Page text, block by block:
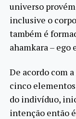
universo
inclusive o
também é
ahamkara – ego
De acordo com
cinco
do indivíduo,
intenção então